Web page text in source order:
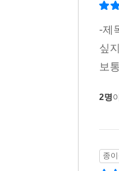
-제
싶
보
2명
종이